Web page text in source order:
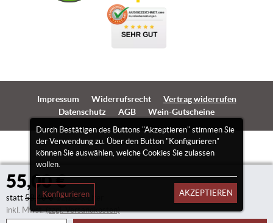
55,00 €
statt 58,40 € 12,22 €/Liter
inkl. Mwst.(zzgl. Versandkosten)
Durch Bestätigen des Buttons "Akzeptieren" stimmen Sie
der Verwendung zu. Über den Button "Konfigurieren"
können Sie auswählen, welche Cookies Sie zulassen
wollen.
Konfigurieren AKZEPTIEREN
Impressum Widerrufsrecht
Vertrag widerrufen
Datenschutz
AGB Wein-Gutscheine